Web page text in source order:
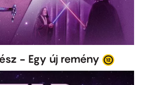
- Egy új remény